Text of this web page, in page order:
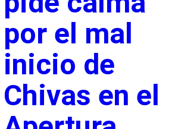
por el mal
inicio de
Chivas en el